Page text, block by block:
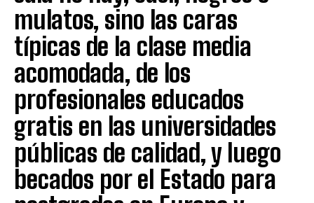
mulatos, sino las caras
típicas de la clase media
acomodada, de los
profesionales educados
gratis en las universidades
públicas de calidad, y luego
becados por el Estado para